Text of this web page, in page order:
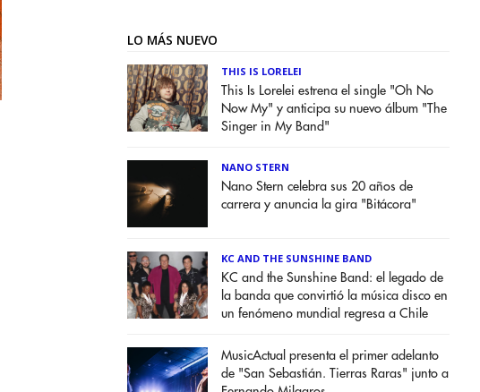
LO MÁS NUEVO
THIS IS LORELEI
This Is Lorelei estrena el single "Oh No
Now My" y anticipa su nuevo álbum "The
Singer in My Band"
NANO STERN
Nano Stern celebra sus 20 años de
carrera y anuncia la gira "Bitácora"
KC AND THE SUNSHINE BAND
KC and the Sunshine Band: el legado de
la banda que convirtió la música disco en
un fenómeno mundial regresa a Chile
MusicActual presenta el primer adelanto
de "San Sebastián. Tierras Raras" junto a